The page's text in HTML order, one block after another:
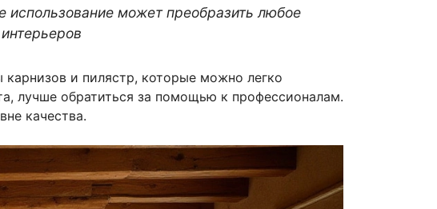
использование может преобразить любое
и пилястр, которые можно легко
лучше обратиться за помощью к профессионалам.
качества.